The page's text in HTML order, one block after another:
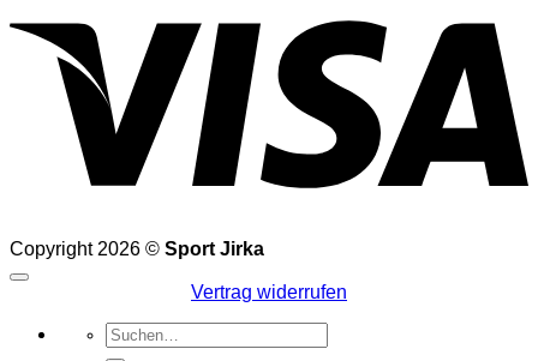
Copyright 2026 © Sport Jirka
Vertrag widerrufen
Suchen
nach: